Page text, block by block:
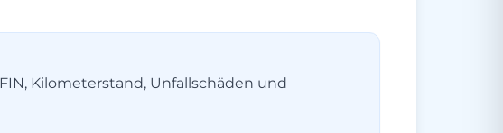
Kilometerstand, Unfallschäden und